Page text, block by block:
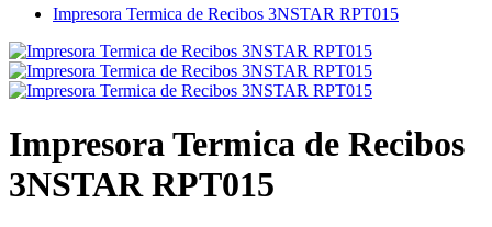
Impresora Termica de Recibos 3NSTAR RPT015
Impresora Termica de Recibos
3NSTAR RPT015